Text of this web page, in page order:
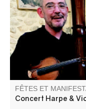
classiques et des
FÊTES ET
Concert Harpe &